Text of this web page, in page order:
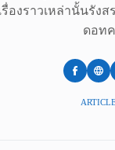
องราวเหล่านั้นรัง
ดอท